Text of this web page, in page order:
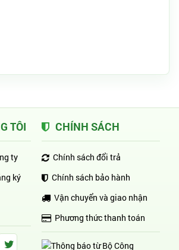
TÔI
ty
ký
Gia Alpha
Huỳnh Gia Alpha
Huỳnh Gia Alpha
Twitter Huỳnh Gia Alpha
CHÍNH SÁCH
Chính sách đổi trả
Chính sách bảo hành
Vận chuyển và giao nhận
Phương thức thanh toán